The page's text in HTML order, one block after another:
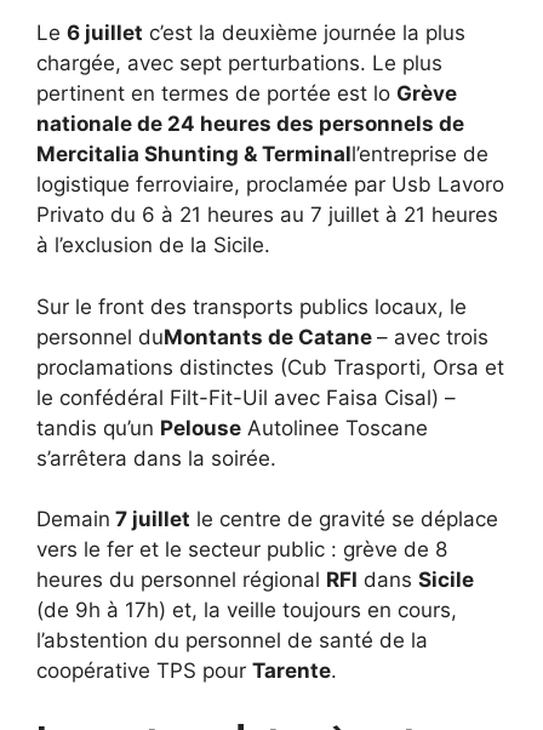
Le 6 juillet c’est la deuxième journée la plus
chargée, avec sept perturbations. Le plus
pertinent en termes de portée est lo Grève
nationale de 24 heures des personnels de
Mercitalia Shunting & Terminall’entreprise de
logistique ferroviaire, proclamée par Usb Lavoro
Privato du 6 à 21 heures au 7 juillet à 21 heures
à l’exclusion de la Sicile.
Sur le front des transports publics locaux, le
personnel duMontants de Catane – avec trois
proclamations distinctes (Cub Trasporti, Orsa et
le confédéral Filt-Fit-Uil avec Faisa Cisal) –
tandis qu’un Pelouse Autolinee Toscane
s’arrêtera dans la soirée.
Demain 7 juillet le centre de gravité se déplace
vers le fer et le secteur public : grève de 8
heures du personnel régional RFI dans Sicile
(de 9h à 17h) et, la veille toujours en cours,
l’abstention du personnel de santé de la
coopérative TPS pour Tarente.